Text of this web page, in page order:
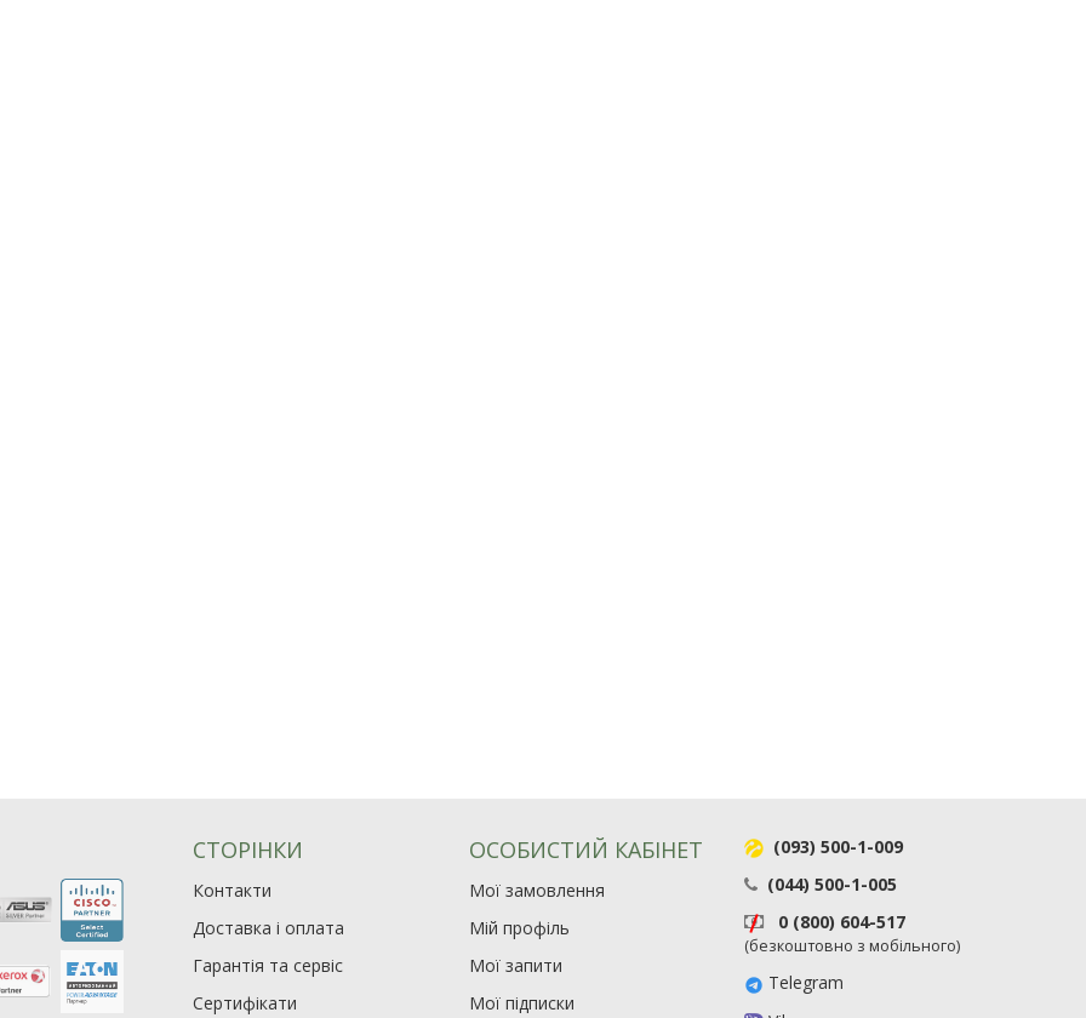
СТОРІНКИ
Контакти
Доставка і оплата
Гарантія та сервіс
Сертифікати
ОСОБИСТИЙ КАБІНЕТ
Мої замовлення
Мій профіль
Мої запити
Мої підписки
(093) 500-1-009
(044) 500-1-005
0 (800) 604-517
(безкоштовно з мобільного)
Telegram